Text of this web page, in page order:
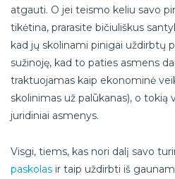
atgauti. O jei teismo keliu savo
tikėtina, prarasite bičiuliškus
kad jų skolinami pinigai uždirbtų
sužinoję, kad to paties asmens
traktuojamas kaip ekonominė
skolinimas už palūkanas), o tokią
juridiniai asmenys.
Visgi, tiems, kas nori dalį savo
paskolas ir taip uždirbti iš